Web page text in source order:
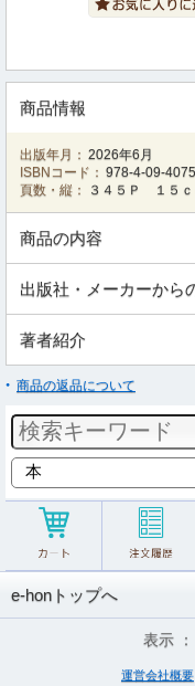
商品情報
出版年月： 2026年6月
ISBNコード： 978-4-09-
頁数・縦：
３４５Ｐ １５ｃ
商品の内容
出版社・メーカーから
著者紹介
商品の返品について
e-honトップへ
表示 ：
運営会社概要